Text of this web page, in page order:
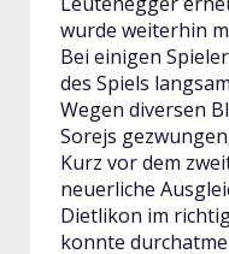
wurde weiterhin
Bei einigen
des Spiels
Wegen diversen
Sorejs
Kurz vor dem
neuerliche
Dietlikon im
konnte